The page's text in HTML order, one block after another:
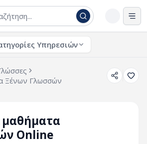
Υπηρεσιών
Ξένων Γλωσσών
μαθήματα
Online